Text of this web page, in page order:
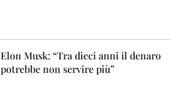
Elon Musk: “Tra dieci anni il denaro
potrebbe non servire più”